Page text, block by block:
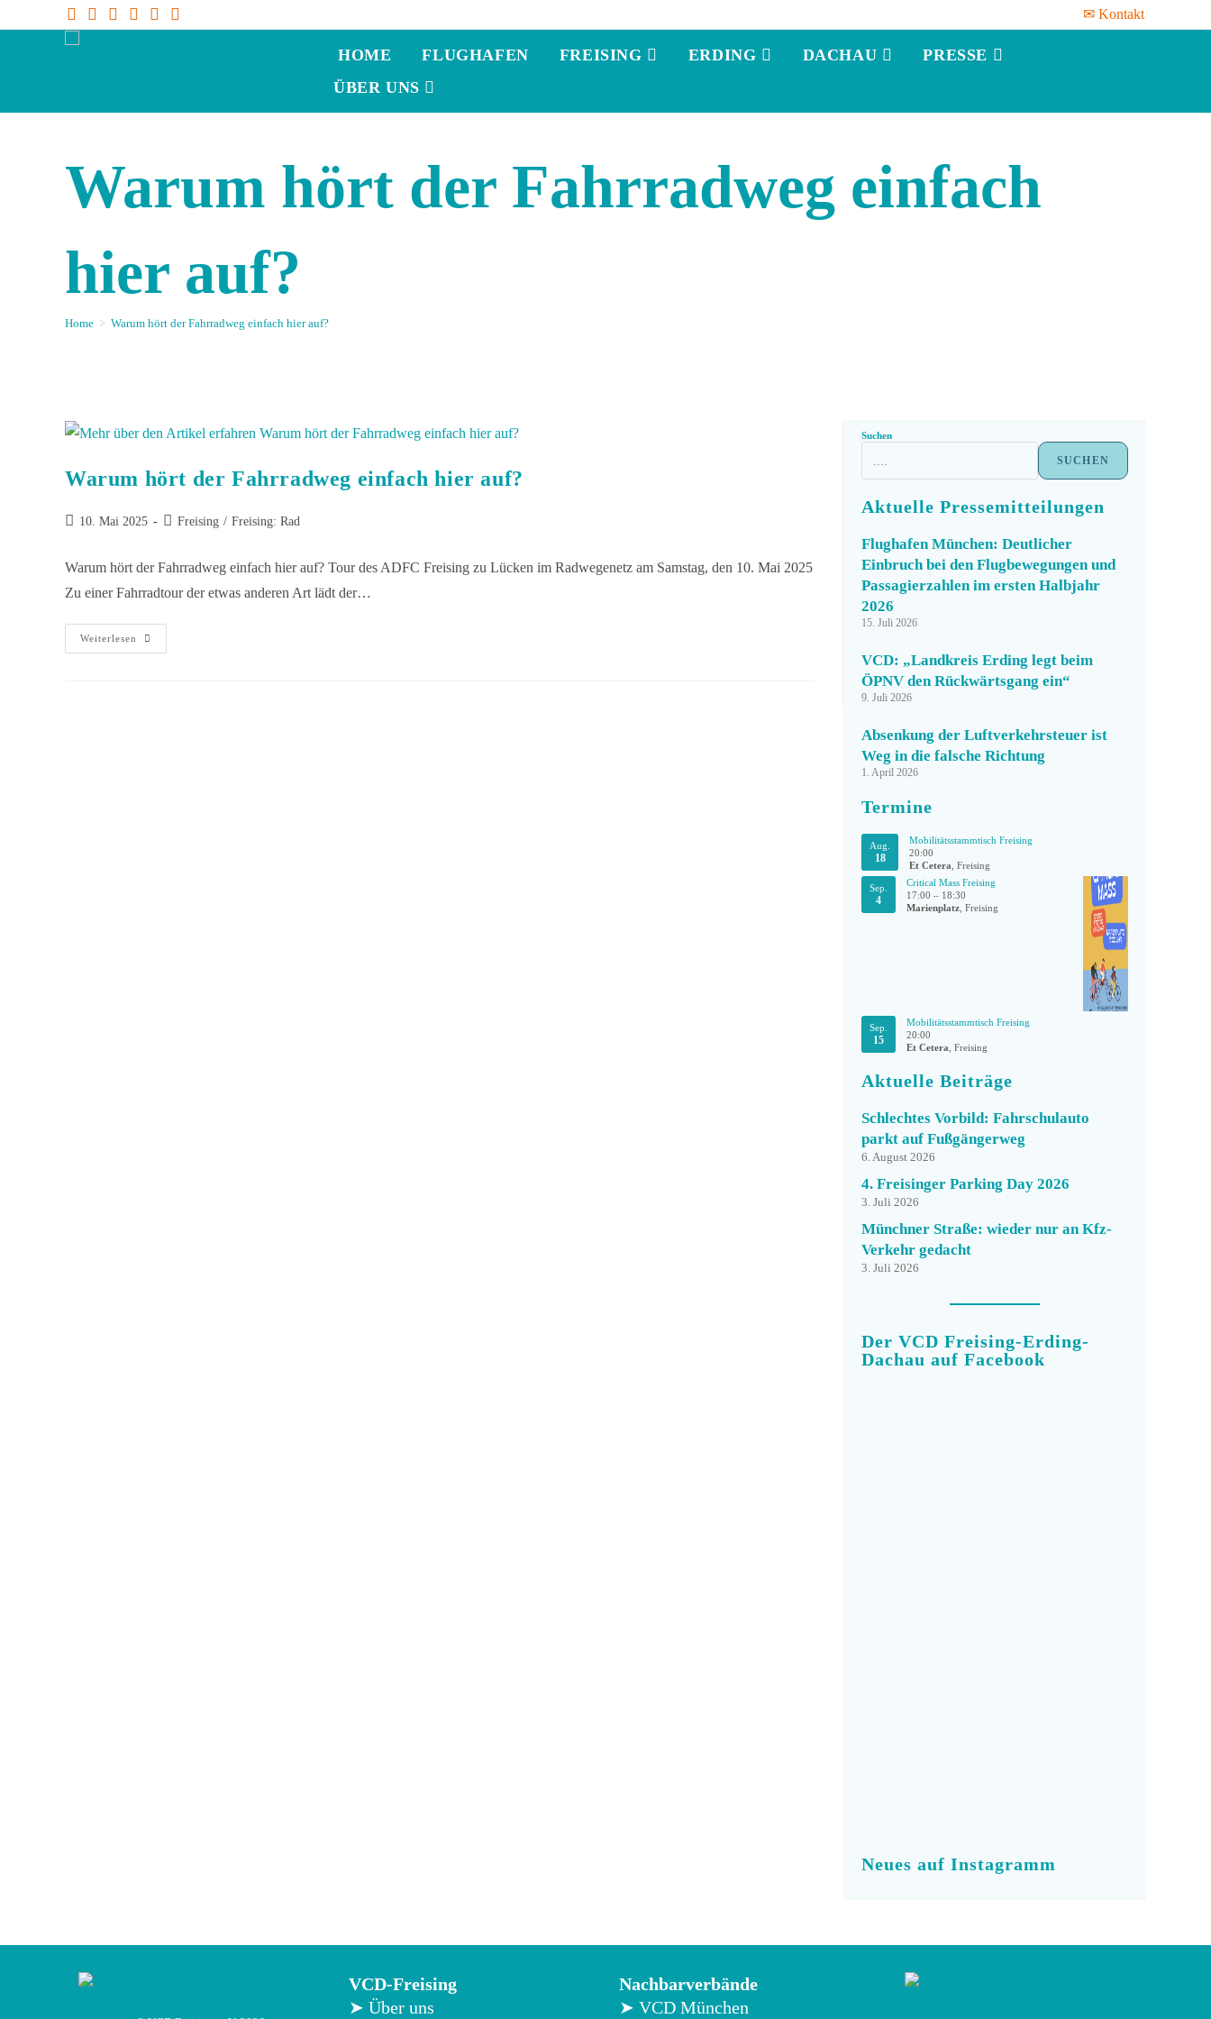
✉ Kontakt
HOME FLUGHAFEN FREISING ERDING DACHAU
PRESSE
ÜBER UNS
Warum hört der Fahrradweg einfach
hier auf?
Home > Warum hört der Fahrradweg einfach hier auf?
Warum hört der Fahrradweg einfach hier auf?
10. Mai 2025 Freising / Freising: Rad
Warum hört der Fahrradweg einfach hier auf? Tour des ADFC Freising zu Lücken im Radwegenetz am Samstag, den 10. Mai 2025
Zu einer Fahrradtour der etwas anderen Art lädt der…
Weiterlesen
Suchen
SUCHEN
Aktuelle Pressemitteilungen
Flughafen München: Deutlicher
Einbruch bei den Flugbewegungen und
Passagierzahlen im ersten Halbjahr
2026
15. Juli 2026
VCD: „Landkreis Erding legt beim
ÖPNV den Rückwärtsgang ein“
9. Juli 2026
Absenkung der Luftverkehrsteuer ist
Weg in die falsche Richtung
1. April 2026
Termine
Aug.
18
Mobilitätsstammtisch Freising
20:00
Et Cetera , Freising
Sep.
4
Critical Mass Freising
17:00 – 18:30
Marienplatz , Freising
Sep.
15
Mobilitätsstammtisch Freising
20:00
Et Cetera , Freising
Aktuelle Beiträge
Schlechtes Vorbild: Fahrschulauto
parkt auf Fußgängerweg
6. August 2026
4. Freisinger Parking Day 2026
3. Juli 2026
Münchner Straße: wieder nur an Kfz-
Verkehr gedacht
3. Juli 2026
Der VCD Freising-Erding-
Dachau auf Facebook
Neues auf Instagramm
VCD-Freising
➤ Über uns
Nachbarverbände
➤ VCD München